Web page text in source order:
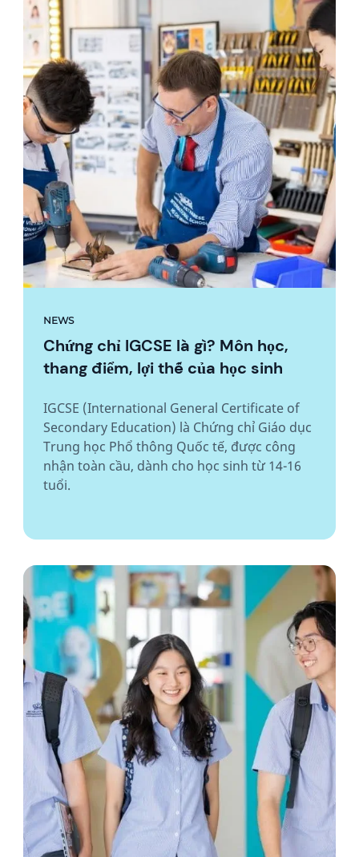
NEWS
Chứng chỉ IGCSE là gì? Môn học,
thang điểm, lợi thế của học sinh
IGCSE (International General Certificate of
Secondary Education) là Chứng chỉ Giáo dục
Trung học Phổ thông Quốc tế, được công
nhận toàn cầu, dành cho học sinh từ 14-16
tuổi.